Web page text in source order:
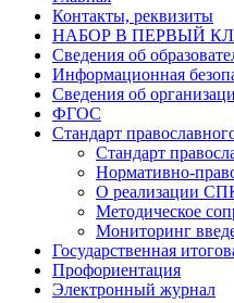
Контакты, реквизиты
НАБОР В ПЕРВЫЙ
Сведения об
Информационная
Сведения об
ФГОС
Стандарт
Стандарт
Нормативно-
О реализации
Методическое
Мониторинг
Государственная
Профориентация
Электронный журнал